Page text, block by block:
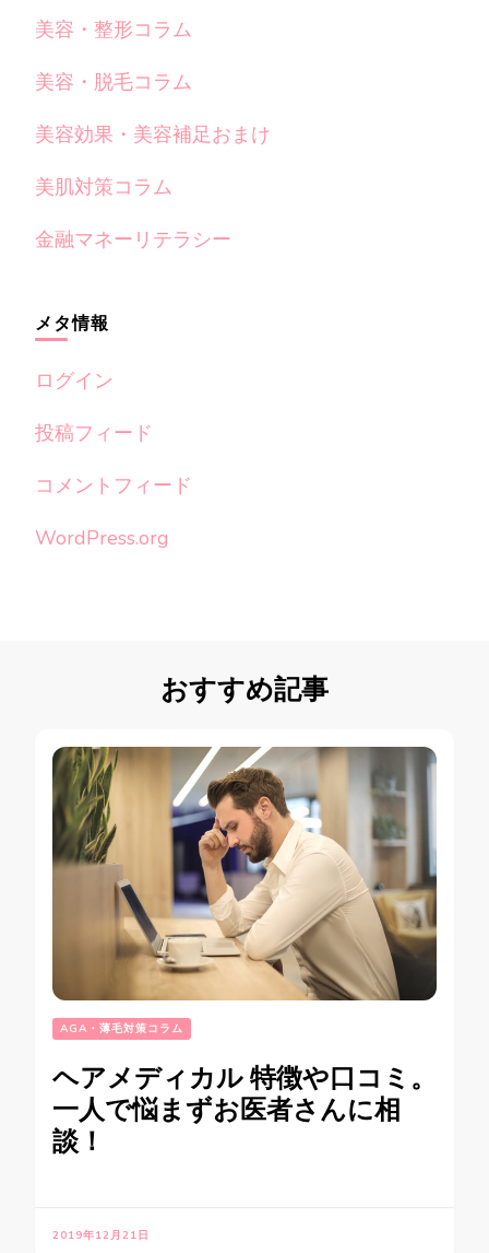
美容・整形コラム
美容・脱毛コラム
美容効果・美容補足おまけ
美肌対策コラム
金融マネーリテラシー
メタ情報
ログイン
投稿フィード
コメントフィード
WordPress.org
おすすめ記事
AGA・薄毛対策コラム
ヘアメディカル 特徴や口コミ。
一人で悩まずお医者さんに相
談！
2019年12月21日